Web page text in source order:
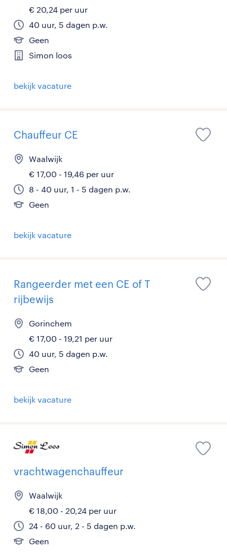
€ 20,24 per uur
40 uur, 5 dagen p.w.
Geen
Simon loos
bekijk vacature
Chauffeur CE
Waalwijk
€ 17,00 - 19,46 per uur
8 - 40 uur, 1 - 5 dagen p.w.
Geen
bekijk vacature
Rangeerder met een CE of T
rijbewijs
Gorinchem
€ 17,00 - 19,21 per uur
40 uur, 5 dagen p.w.
Geen
bekijk vacature
vrachtwagenchauffeur
Waalwijk
€ 18,00 - 20,24 per uur
24 - 60 uur, 2 - 5 dagen p.w.
Geen